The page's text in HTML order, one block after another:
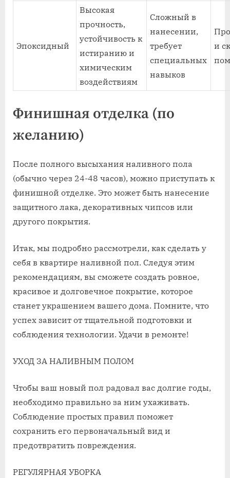
Эпоксидный
Высокая
прочность,
устойчивость к
истиранию и
химическим
воздействиям
Сложный в
нанесении,
требует
специальных
навыков
и
Финишная отделка (по
желанию)
После полного высыхания наливного пола
(обычно через 24-48 часов), можно приступать к
финишной отделке. Это может быть нанесение
защитного лака, декоративных чипсов или
другого покрытия.
Итак, мы подробно рассмотрели, как сделать у
себя в квартире наливной пол. Следуя этим
рекомендациям, вы сможете создать ровное,
красивое и долговечное покрытие, которое
станет украшением вашего дома. Помните, что
успех зависит от тщательной подготовки и
соблюдения технологии. Удачи в ремонте!
УХОД ЗА НАЛИВНЫМ ПОЛОМ
Чтобы ваш новый пол радовал вас долгие годы,
необходимо правильно за ним ухаживать.
Соблюдение простых правил поможет
сохранить его первоначальный вид и
предотвратить повреждения.
РЕГУЛЯРНАЯ УБОРКА